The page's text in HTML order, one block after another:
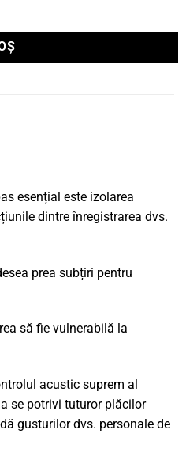
esențial este izolarea
dintre înregistrarea dvs.
prea subțiri pentru
să fie vulnerabilă la
acustic suprem al
se potrivi tuturor plăcilor
gusturilor dvs. personale de